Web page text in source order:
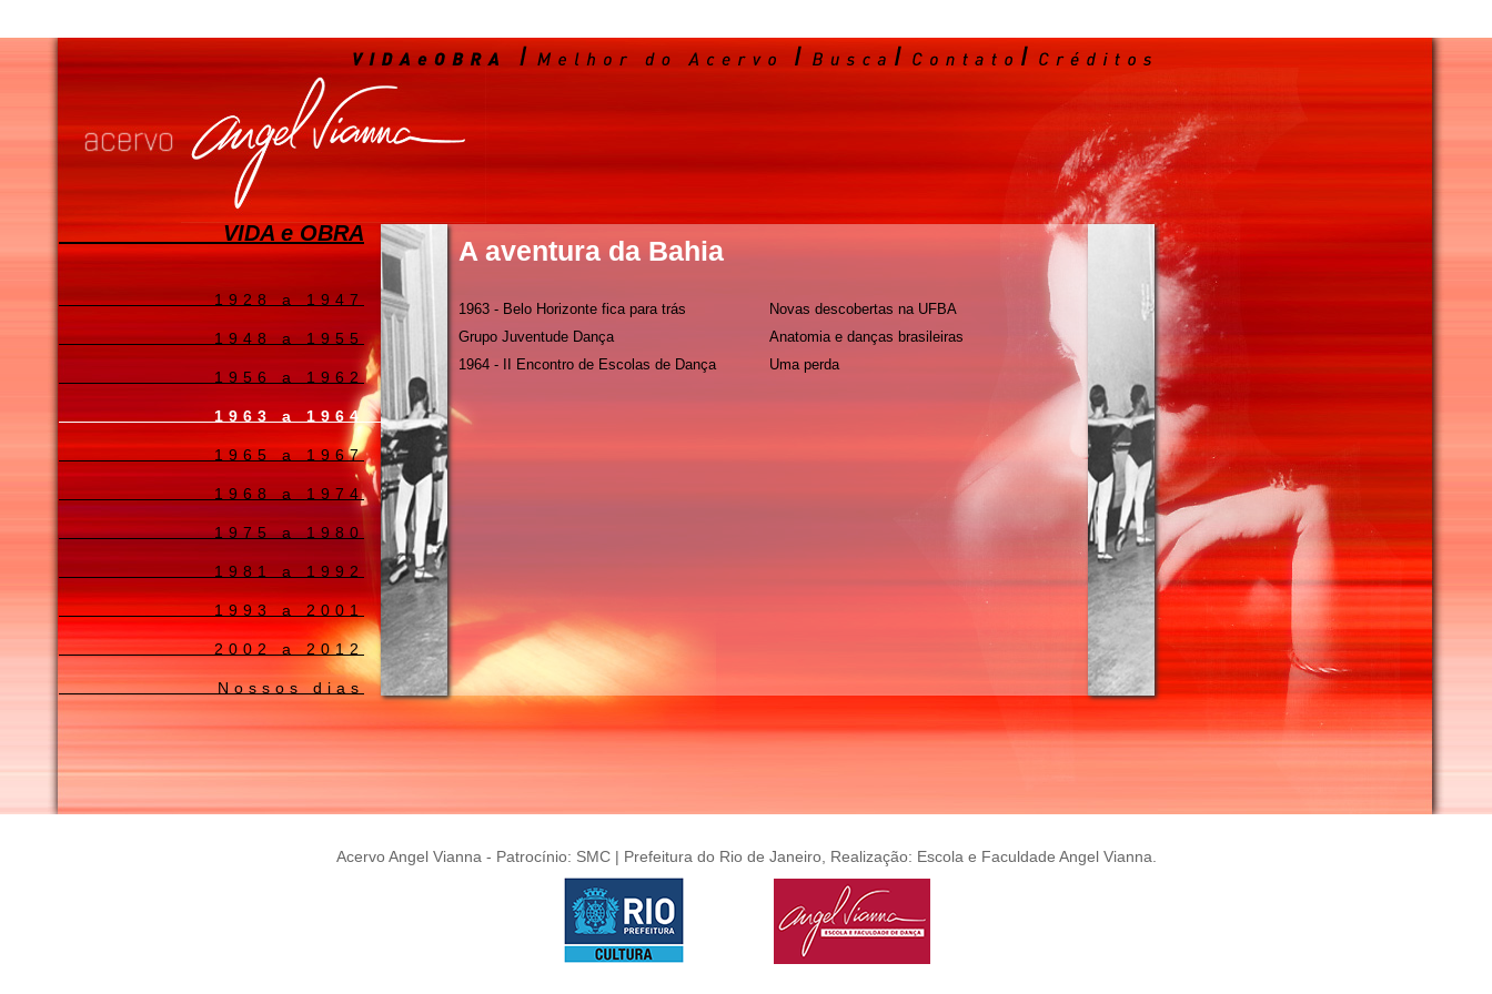
VIDA e OBRA
1928 a 1947
1948 a 1955
1956 a 1962
1963 a 1964
1965 a 1967
1968 a 1974
1975 a 1980
1981 a 1992
1993 a 2001
2002 a 2012
Nossos dias
A aventura da Bahia
1963 - Belo Horizonte fica para trás
Novas descobertas na UFBA
Grupo Juventude Dança
Anatomia e danças brasileiras
1964 - II Encontro de Escolas de Dança
Uma perda
Acervo Angel Vianna - Patrocínio: SMC | Prefeitura do Rio de Janeiro, Realização: Escola e Faculdade Angel Vianna.